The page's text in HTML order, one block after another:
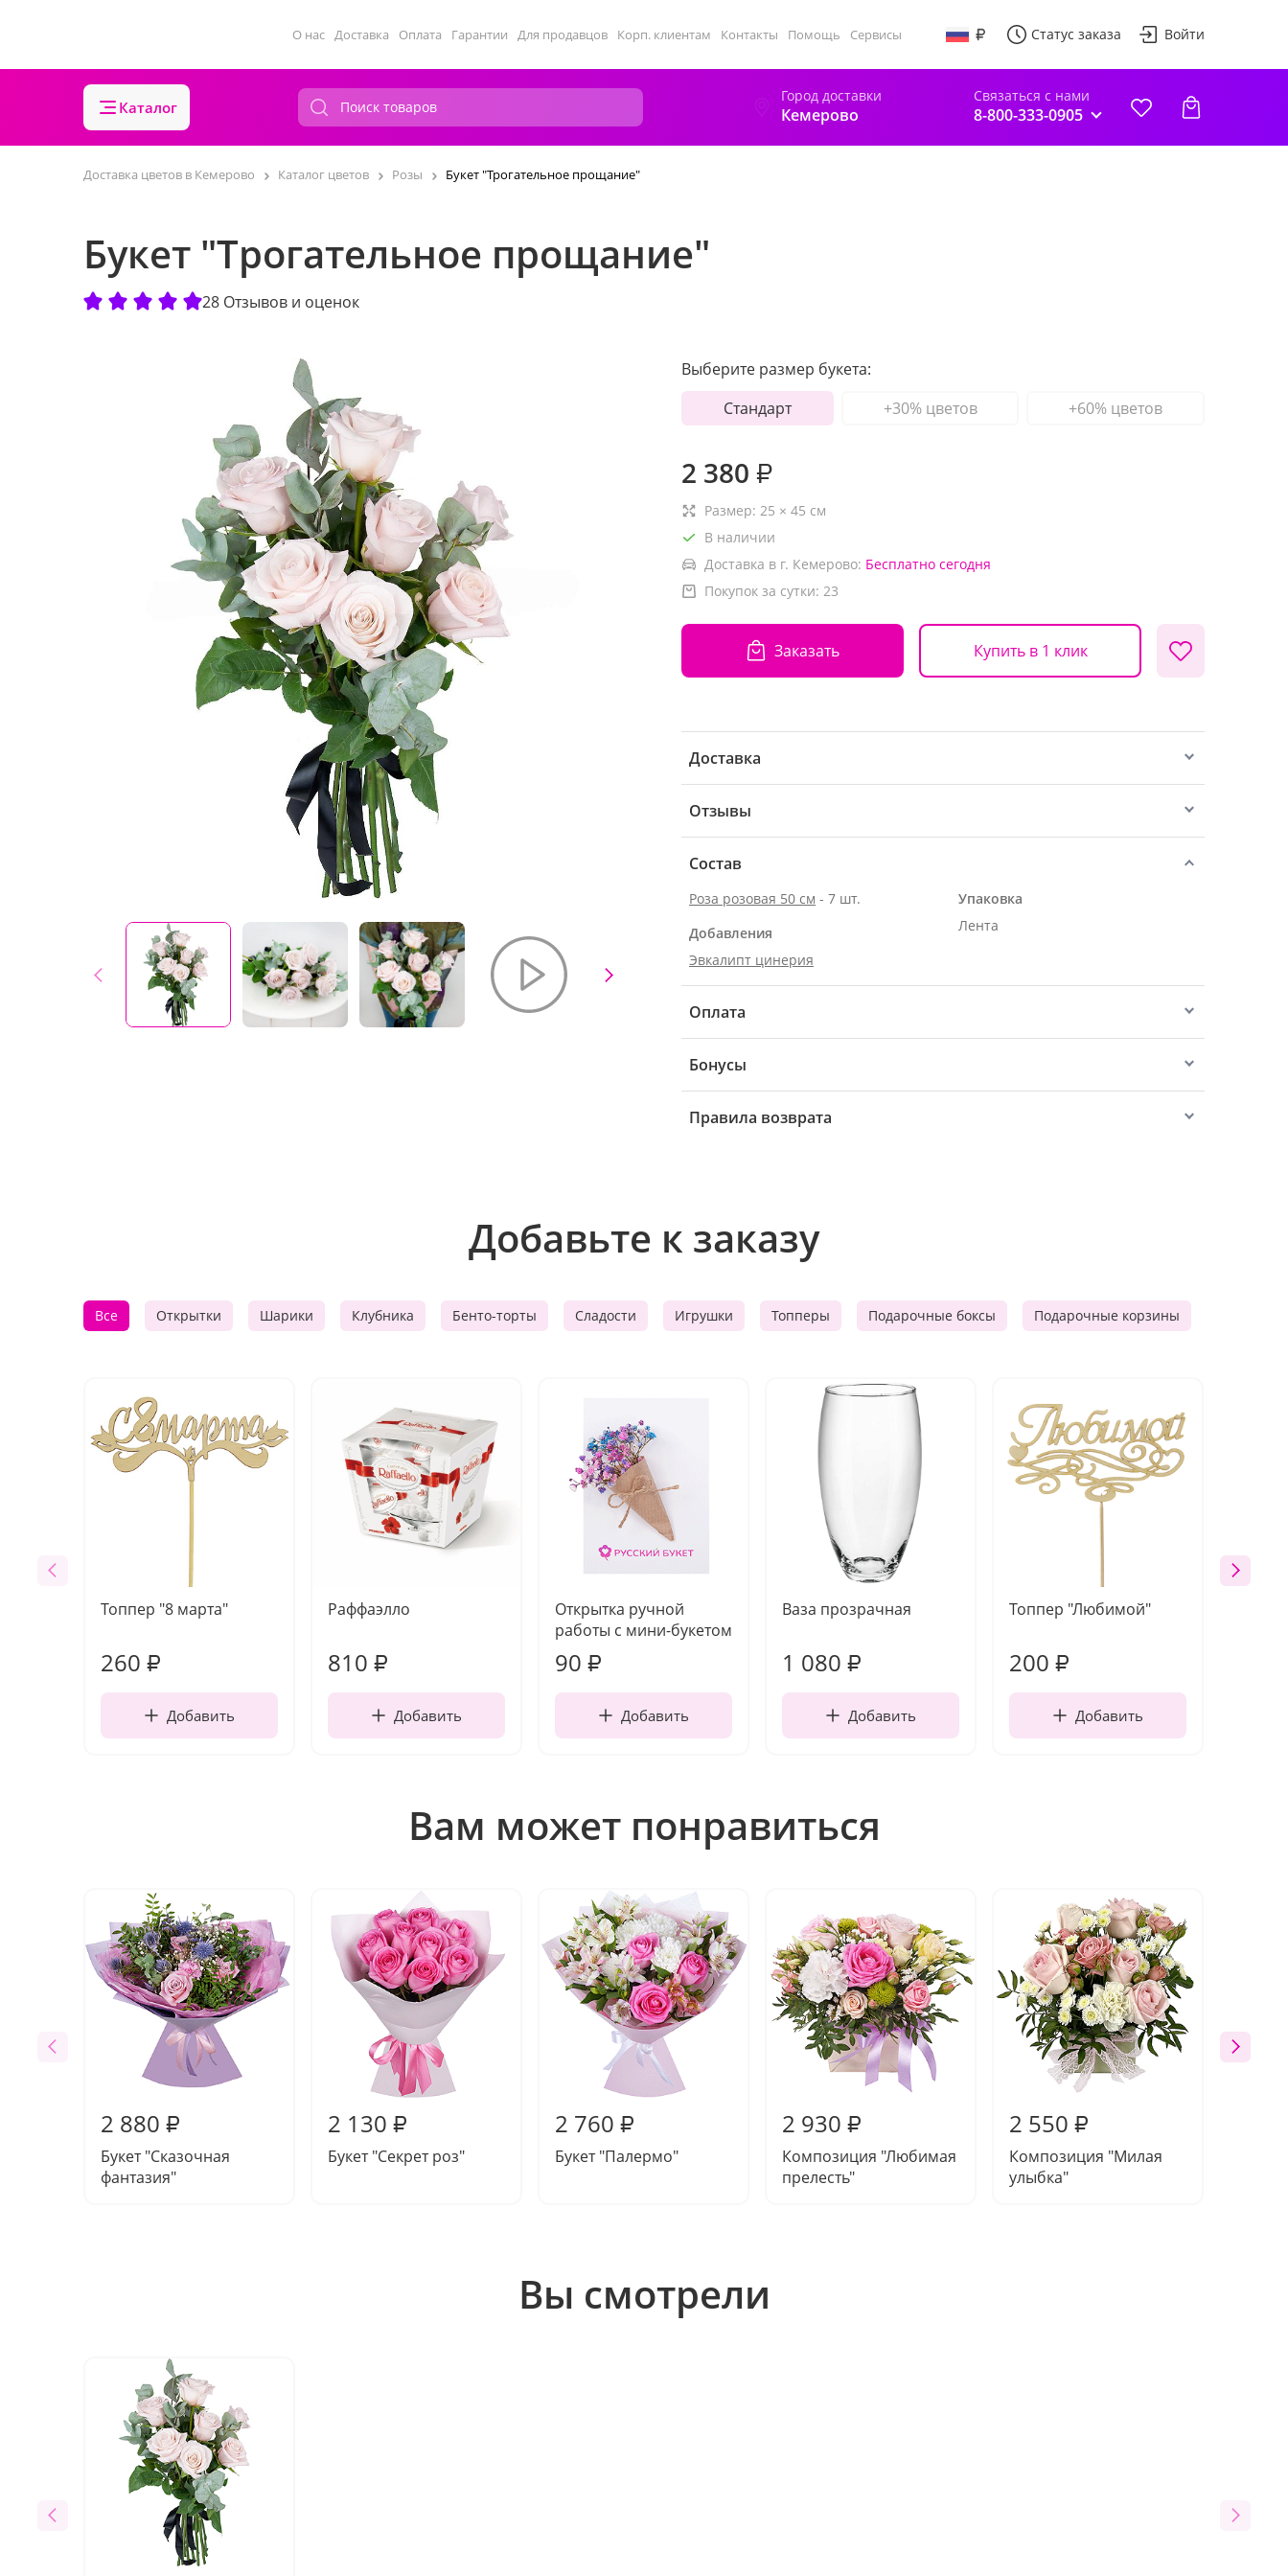
О нас Доставка Оплата Гарантии Для продавцов Корп. клиентам Контакты Помощь Сервисы Статус заказа Войти
Каталог
Город доставки
Кемерово
Связаться с нами
8-800-333-0905
Доставка цветов в Кемерово Каталог цветов Розы Букет "Трогательное прощание"
Букет "Трогательное прощание"
28 Отзывов и оценок
Выберите размер букета:
Стандарт
+30% цветов +60% цветов
2 380 ₽
Размер: 25 × 45 см
В наличии
Доставка в г. Кемерово: Бесплатно сегодня
Покупок за сутки: 23
Заказать Купить в 1 клик
Доставка
Отзывы
Состав
Роза розовая 50 см - 7 шт.
Добавления
Эвкалипт цинерия
Упаковка
Лента
Оплата
Бонусы
Правила возврата
Добавьте к заказу
Все Открытки Шарики Клубника Бенто-торты Сладости Игрушки Топперы Подарочные боксы Подарочные корзины
Топпер "8 марта"
260 ₽
Добавить
Раффаэлло
810 ₽
Добавить
Открытка ручной
работы с мини-букетом
90 ₽
Добавить
Ваза прозрачная
1 080 ₽
Добавить
Топпер "Любимой"
200 ₽
Добавить
Вам может понравиться
2 880 ₽
Букет "Сказочная
фантазия"
2 130 ₽
Букет "Секрет роз"
2 760 ₽
Букет "Палермо"
2 930 ₽
Композиция "Любимая
прелесть"
2 550 ₽
Композиция "Милая
улыбка"
Вы смотрели